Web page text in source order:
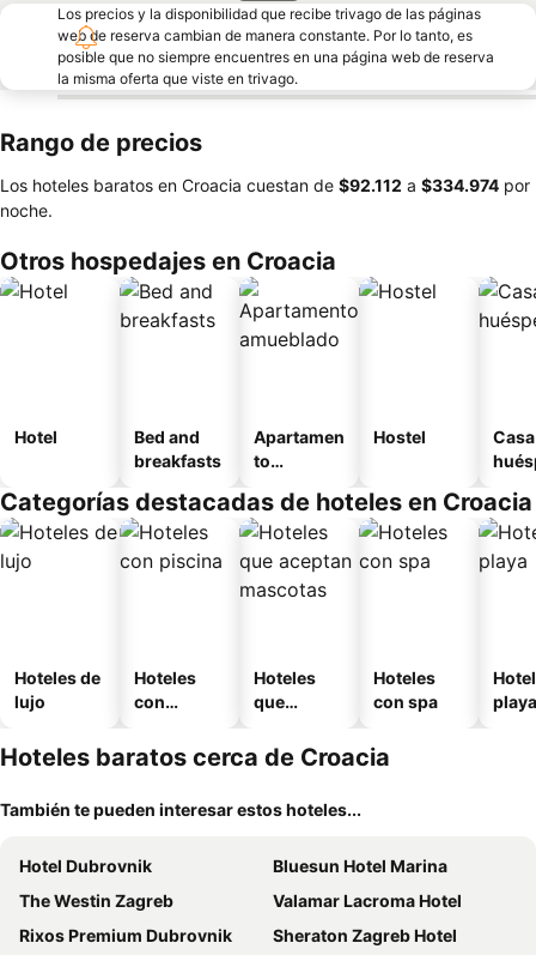
Los precios y la disponibilidad que recibe trivago de las páginas
web de reserva cambian de manera constante. Por lo tanto, es
posible que no siempre encuentres en una página web de reserva
la misma oferta que viste en trivago.
Rango de precios
Los hoteles baratos en Croacia cuestan de ‎$92.112 a ‎$334.974 por
noche.
Otros hospedajes en Croacia
Hotel
Bed and
breakfasts
Apartamen
to
o
Hostel
Categorías destacadas de hoteles en Croacia
Hoteles de
lujo
Hoteles
con
Hoteles
que
mascotas
Hoteles
con spa
playa
Hoteles baratos cerca de Croacia
También te pueden interesar estos hoteles...
Hotel Dubrovnik
Bluesun Hotel Marina
The Westin Zagreb
Valamar Lacroma Hotel
Rixos Premium Dubrovnik
Sheraton Zagreb Hotel